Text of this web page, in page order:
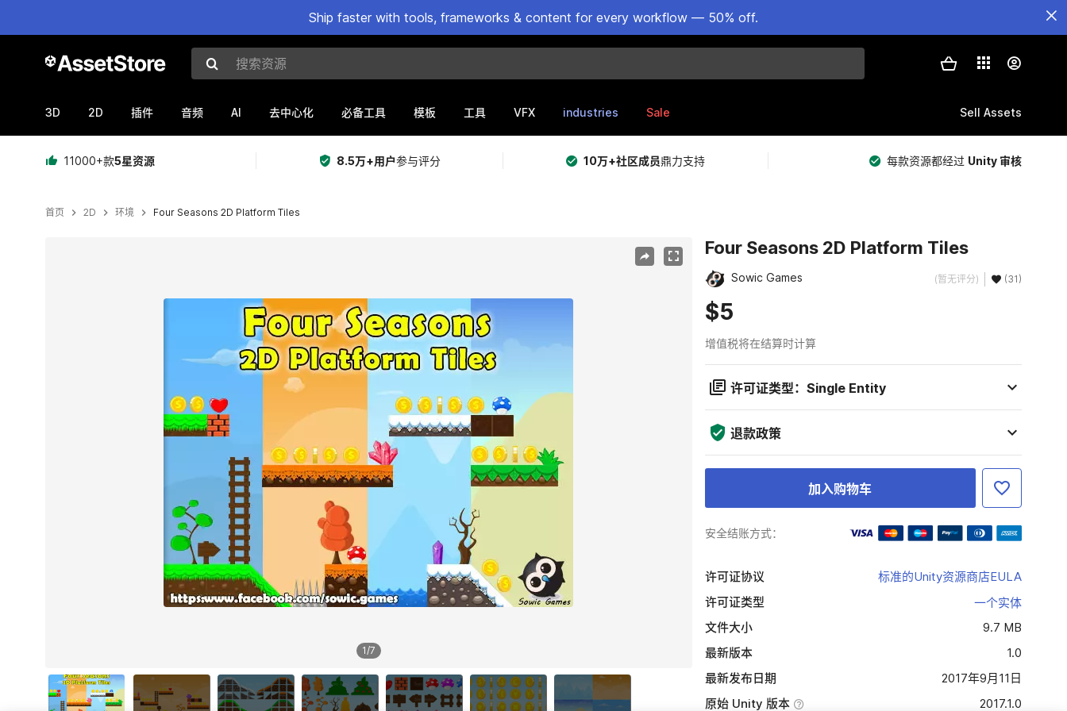
Ship faster with tools, frameworks & content for every workflow — 50% off.
搜索资源
3D 2D 插件 音频 AI 去中心化 必备工具 模板 工具 VFX industries Sale Sell Assets
11000+款5星资源 8.5万+用户参与评分 10万+社区成员鼎力支持 每款资源都经过 Unity 审核
首页 2D 环境 Four Seasons 2D Platform Tiles
1/7
Four Seasons 2D Platform Tiles
Sowic Games (暂无评分) (31)
$5
增值税将在结算时计算
许可证类型：Single Entity
退款政策
加入购物车
安全结账方式：
许可证协议
标准的Unity资源商店EULA
许可证类型
一个实体
文件大小
9.7 MB
最新版本
1.0
最新发布日期
2017年9月11日
原始 Unity 版本
2017.1.0